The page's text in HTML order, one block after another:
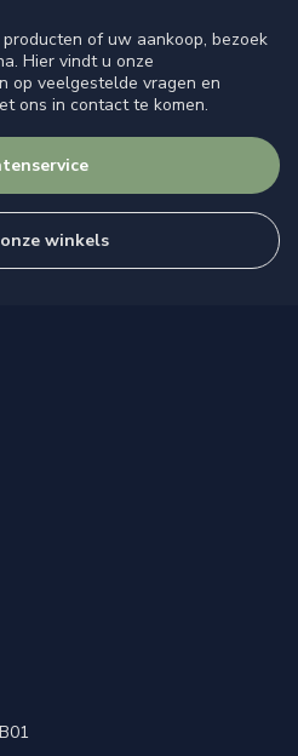
of uw aankoop, bezoek
Hier vindt u onze
op veelgestelde vragen en
ons in contact te komen.
winkels